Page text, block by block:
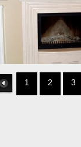
Link 1 2 3